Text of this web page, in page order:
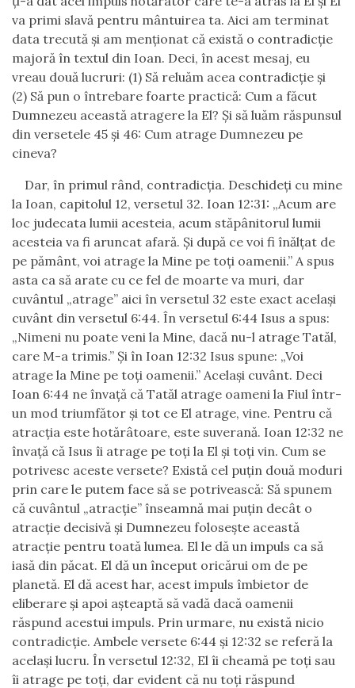
va primi slavă pentru mântuirea ta. Aici am terminat
data trecută şi am menţionat că există o contradicţie
majoră în textul din Ioan. Deci, în acest mesaj, eu
vreau două lucruri: (1) Să reluăm acea contradicţie şi
(2) Să pun o întrebare foarte practică: Cum a făcut
Dumnezeu această atragere la El? Şi să luăm răspunsul
din versetele 45 şi 46: Cum atrage Dumnezeu pe
cineva?
Dar, în primul rând, contradicţia. Deschideţi cu mine
la Ioan, capitolul 12, versetul 32. Ioan 12:31: „Acum are
loc judecata lumii acesteia, acum stăpânitorul lumii
acesteia va fi aruncat afară. Şi după ce voi fi înălţat de
pe pământ, voi atrage la Mine pe toţi oamenii.” A spus
asta ca să arate cu ce fel de moarte va muri, dar
cuvântul „atrage” aici în versetul 32 este exact acelaşi
cuvânt din versetul 6:44. În versetul 6:44 Isus a spus:
„Nimeni nu poate veni la Mine, dacă nu-l atrage Tatăl,
care M-a trimis.” Şi în Ioan 12:32 Isus spune: „Voi
atrage la Mine pe toţi oamenii.” Acelaşi cuvânt. Deci
Ioan 6:44 ne învaţă că Tatăl atrage oameni la Fiul într-
un mod triumfător şi tot ce El atrage, vine. Pentru că
atracţia este hotărâtoare, este suverană. Ioan 12:32 ne
învaţă că Isus îi atrage pe toţi la El şi toţi vin. Cum se
potrivesc aceste versete? Există cel puţin două moduri
prin care le putem face să se potrivească: Să spunem
că cuvântul „atracţie” înseamnă mai puţin decât o
atracţie decisivă şi Dumnezeu foloseşte această
atracţie pentru toată lumea. El le dă un impuls ca să
iasă din păcat. El dă un început oricărui om de pe
planetă. El dă acest har, acest impuls îmbietor de
eliberare şi apoi aşteaptă să vadă dacă oamenii
răspund acestui impuls. Prin urmare, nu există nicio
contradicţie. Ambele versete 6:44 şi 12:32 se referă la
acelaşi lucru. În versetul 12:32, El îi cheamă pe toţi sau
îi atrage pe toţi, dar evident că nu toţi răspund